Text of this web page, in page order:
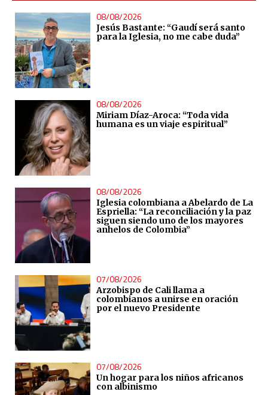
08/08/2026
Jesús Bastante: “Gaudí será santo
para la Iglesia, no me cabe duda”
08/08/2026
Miriam Díaz-Aroca: “Toda vida
humana es un viaje espiritual”
08/08/2026
Iglesia colombiana a Abelardo de La
Espriella: “La reconciliación y la paz
siguen siendo uno de los mayores
anhelos de Colombia”
07/08/2026
Arzobispo de Cali llama a
colombianos a unirse en oración
por el nuevo Presidente
07/08/2026
Un hogar para los niños africanos
con albinismo